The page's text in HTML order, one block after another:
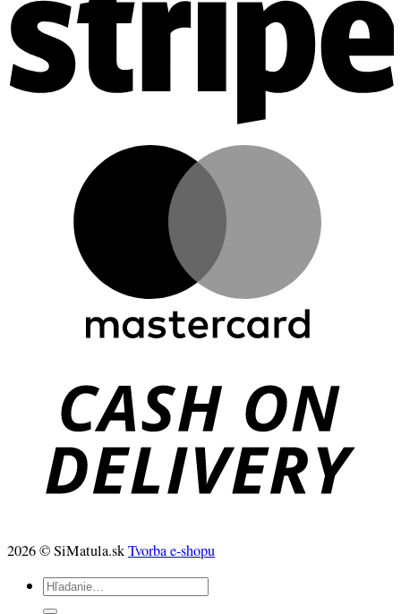
2026 © SiMatula.skTvorba e-shopu
Hľadať: